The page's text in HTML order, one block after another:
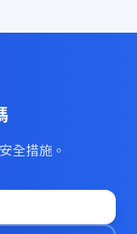
全措施。